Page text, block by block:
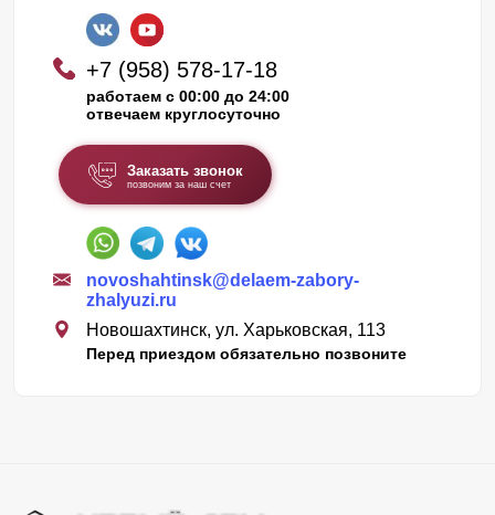
+7 (958) 578-17-18
работаем с 00:00 до 24:00
отвечаем круглосуточно
Заказать звонок
позвоним за наш счет
novoshahtinsk@delaem-zabory-
zhalyuzi.ru
Новошахтинск, ул. Харьковская, 113
Перед приездом обязательно позвоните